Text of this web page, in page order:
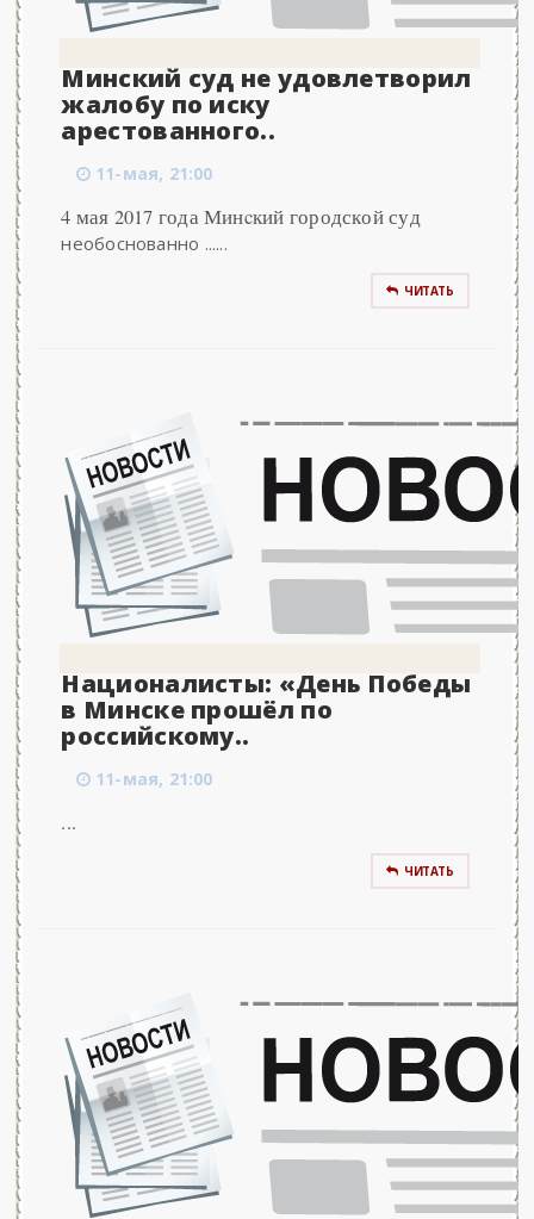
Минский суд не удовлетворил
жалобу по иску
арестованного..
11-мая, 21:00
4 мая 2017 года Минcкий городской суд
необоснованно ......
ЧИТАТЬ
Националисты: «День Победы
в Минске прошёл по
российскому..
11-мая, 21:00
...
ЧИТАТЬ